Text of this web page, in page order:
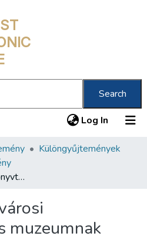
Search
Log In (current)
Különgyűjtemények
Adomány a fővárosi könyvtárnak és muzeumnak
muzeumnak